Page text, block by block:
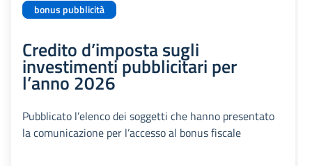
bonus pubblicità
Credito d’imposta sugli
investimenti pubblicitari per
l’anno 2026
Pubblicato l’elenco dei soggetti che hanno presentato
la comunicazione per l’accesso al bonus fiscale